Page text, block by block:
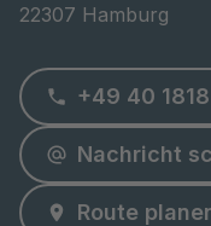
22307 Hamburg
+49 40
Nachricht
Route